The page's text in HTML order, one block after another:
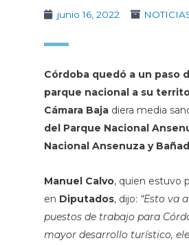
junio 16, 2022
Córdoba quedó a un paso
parque nacional a su
Cámara Bajadiera media
del Parque Nacional
Nacional Ansenuza y
Manuel Calvo, quien estuvo
en Diputados, dijo: “Esto va
puestos de trabajo para
mayor desarrollo turístico,